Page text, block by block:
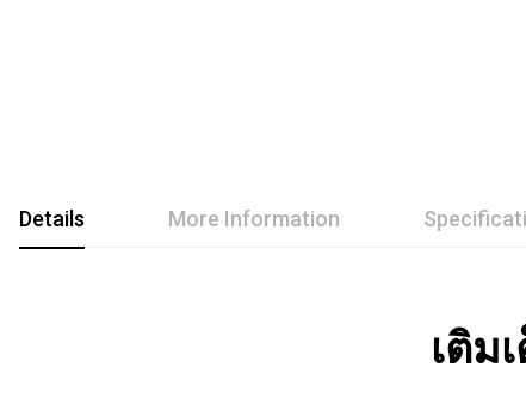
Details
เติม
More Information